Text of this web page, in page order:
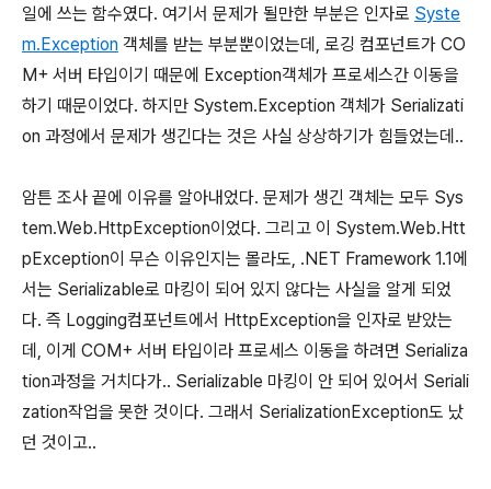
일에 쓰는 함수였다. 여기서 문제가 될만한 부분은 인자로 Syste
m.Exception 객체를 받는 부분뿐이었는데, 로깅 컴포넌트가 CO
M+ 서버 타입이기 때문에 Exception객체가 프로세스간 이동을
하기 때문이었다. 하지만 System.Exception 객체가 Serializati
on 과정에서 문제가 생긴다는 것은 사실 상상하기가 힘들었는데..
암튼 조사 끝에 이유를 알아내었다. 문제가 생긴 객체는 모두 Sys
tem.Web.HttpException이었다. 그리고 이 System.Web.Htt
pException이 무슨 이유인지는 몰라도, .NET Framework 1.1에
서는 Serializable로 마킹이 되어 있지 않다는 사실을 알게 되었
다. 즉 Logging컴포넌트에서 HttpException을 인자로 받았는
데, 이게 COM+ 서버 타입이라 프로세스 이동을 하려면 Serializa
tion과정을 거치다가.. Serializable 마킹이 안 되어 있어서 Seriali
zation작업을 못한 것이다. 그래서 SerializationException도 났
던 것이고..